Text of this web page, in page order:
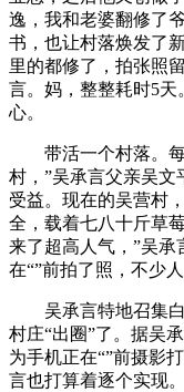
逸，我和老婆翻修了
书，也让村落焕发了
里的都修了，拍张照
言。妈，整整耗时5天
心。
带活一个村落。每
村，”吴承言父亲吴
受益。现在的吴营村
全，载着七八十斤草
来了超高人气，”吴承
在“”前拍了照，不少
吴承言特地召集白
村庄“出圈”了。据吴
为手机正在“”前摄影
言也打算着逐个实现